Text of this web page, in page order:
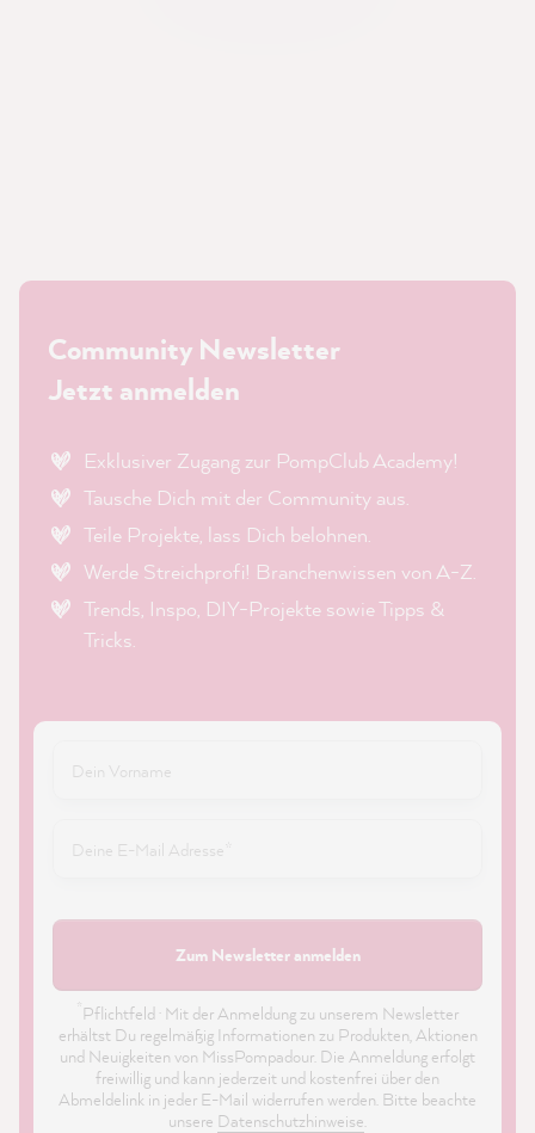
Community Newsletter
Jetzt anmelden
Exklusiver Zugang zur PompClub Academy!
Tausche Dich mit der Community aus.
Teile Projekte, lass Dich belohnen.
Werde Streichprofi! Branchenwissen von A-Z.
Trends, Inspo, DIY-Projekte sowie Tipps &
Tricks.
Zum Newsletter anmelden
Pflichtfeld · Mit der Anmeldung zu unserem Newsletter
erhältst Du regelmäßig Informationen zu Produkten, Aktionen
und Neuigkeiten von MissPompadour. Die Anmeldung erfolgt
freiwillig und kann jederzeit und kostenfrei über den
Abmeldelink in jeder E-Mail widerrufen werden. Bitte beachte
unsere Datenschutzhinweise.